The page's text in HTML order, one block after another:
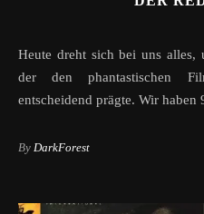
Heute dreht sich bei uns alles, um Filmpionier Georges Méliès,
der den phantastischen
entscheidend prägte. Wir
By DarkForest